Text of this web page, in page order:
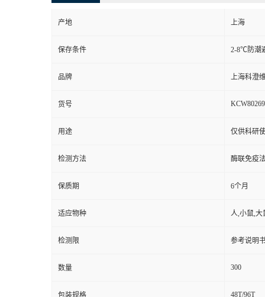
产地 上海
保存条件 2-8℃防潮
品牌 上海科澄
货号 KCW80269
用途 仅供科研
检测方法 酶联免疫
保质期 6个月
适应物种 人,小鼠,大
检测限 参考说明
数量 300
包装规格 48T/96T